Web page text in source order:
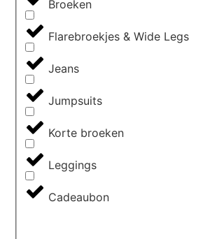
Broeken
Flarebroekjes & Wide Legs
Jeans
Jumpsuits
Korte broeken
Leggings
Cadeaubon